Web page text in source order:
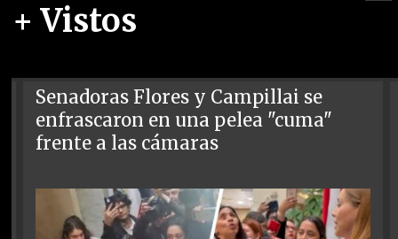
+ Vistos
Senadoras Flores y Campillai se
enfrascaron en una pelea "cuma"
frente a las cámaras